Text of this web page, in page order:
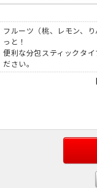
フルーツ（桃、レモン、
っと！
便利な分包スティックタ
ださい。